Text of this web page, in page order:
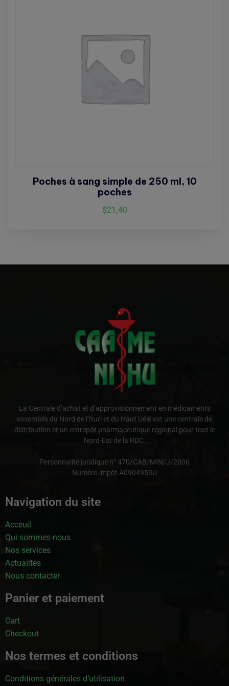
Poches à sang simple de 250 ml, 10
poches
$21,40
La Centrale d’achat et d’approvisionnement en médicaments
essentiels du Nord de l’Ituri et du Haut Uélé est une centrale de
distribution et un entrepôt pharmaceutique régional pour tout le
Nord-Est de la RDC.
Personnalité juridique n° 470/CAB/MIN/J/2006
Numéro impôt A0904953U
Navigation du site
Acceuil
Qui sommes-nous
Nos services
Actualites
Nous contacter
Panier et paiement
Cart
Checkout
Nos termes et conditions
Conditions générales d’utilisation